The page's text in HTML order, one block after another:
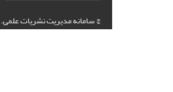
© سامانه مدیریت نشریات علمی.